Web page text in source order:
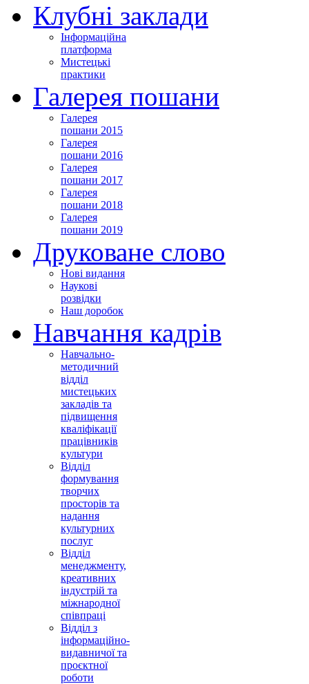
Клубні заклади
Інформаційна
платформа
Мистецькі
практики
Галерея пошани
Галерея
пошани 2015
Галерея
пошани 2016
Галерея
пошани 2017
Галерея
пошани 2018
Галерея
пошани 2019
Друковане слово
Нові видання
Наукові
розвідки
Наш доробок
Навчання кадрів
Навчально-
методичний
відділ
мистецьких
закладів та
підвищення
кваліфікації
працівників
культури
Відділ
формування
творчих
просторів та
надання
культурних
послуг
Відділ
менеджменту,
креативних
індустрій та
міжнародної
співпраці
Відділ з
інформаційно-
видавничої та
проєктної
роботи